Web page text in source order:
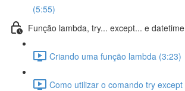
(5:55)
Função lambda, try... except... e datetime
Criando uma função lambda (3:23)
Como utilizar o comando try except